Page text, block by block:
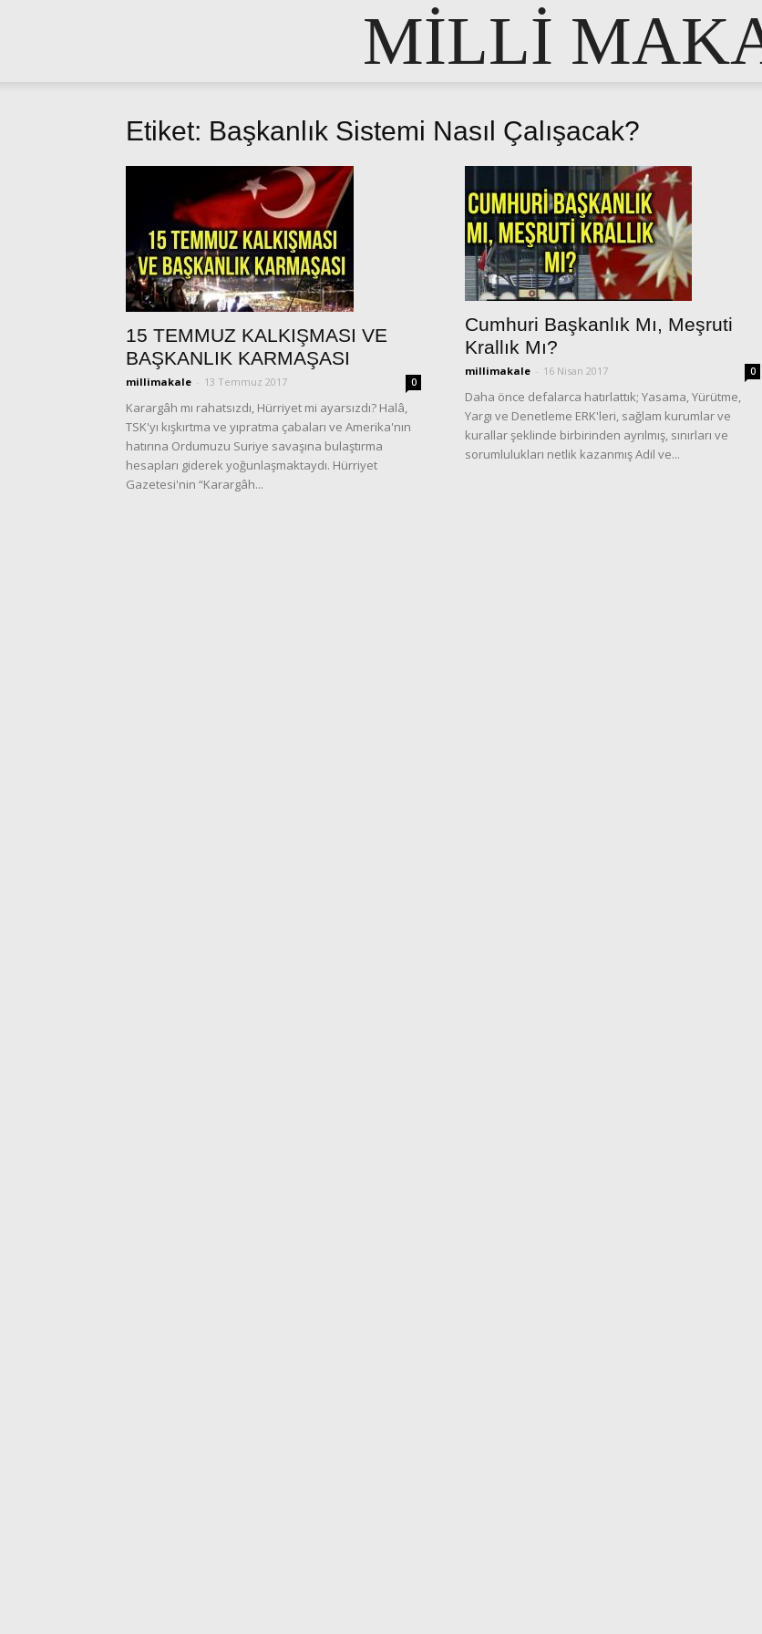
MİLLİ
Etiket: Başkanlık Sistemi Nasıl Çalışacak?
15 TEMMUZ KALKIŞMASI VE
BAŞKANLIK KARMAŞASI
millimakale 13 Temmuz 2017 0
Karargâh mı rahatsızdı, Hürriyet mi ayarsızdı? Halâ,
TSK'yı kışkırtma ve yıpratma çabaları ve Amerika'nın
hatırına Ordumuzu Suriye savaşına bulaştırma
hesapları giderek yoğunlaşmaktaydı. Hürriyet
Gazetesi'nin “Karargâh...
Cumhuri Başkanlık Mı, Meşruti
Krallık Mı?
millimakale 16 Nisan 2017 0
Daha önce defalarca hatırlattık; Yasama, Yürütme,
Yargı ve Denetleme ERK'leri, sağlam kurumlar ve
kurallar şeklinde birbirinden ayrılmış, sınırları ve
sorumlulukları netlik kazanmış Adil ve...